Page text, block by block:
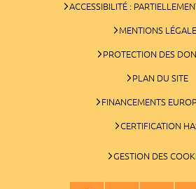
ACCESSIBILITÉ :
MENTIONS
PROTECTION DES
PLAN DU SITE
FINANCEMENTS
CERTIFICATION
GESTION DES